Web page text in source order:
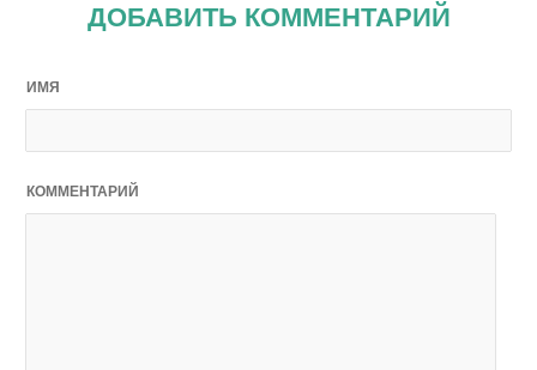
ДОБАВИТЬ КОММЕНТАРИЙ
ИМЯ
КОММЕНТАРИЙ